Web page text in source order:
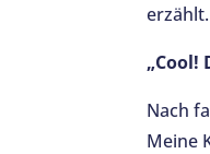
„Cool!
Nach
Meine